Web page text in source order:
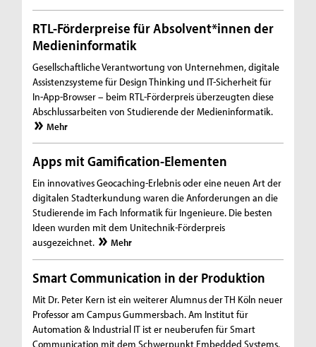
RTL-Förderpreise für Absolvent*innen der
Medieninformatik
Gesellschaftliche Verantwortung von Unternehmen, digitale
Assistenzsysteme für Design Thinking und IT-Sicherheit für
In-App-Browser – beim RTL-Förderpreis überzeugten diese
Abschlussarbeiten von Studierende der Medieninformatik.
Mehr
Apps mit Gamification-Elementen
Ein innovatives Geocaching-Erlebnis oder eine neuen Art der
digitalen Stadterkundung waren die Anforderungen an die
Studierende im Fach Informatik für Ingenieure. Die besten
Ideen wurden mit dem Unitechnik-Förderpreis
ausgezeichnet.
Mehr
Smart Communication in der Produktion
Mit Dr. Peter Kern ist ein weiterer Alumnus der TH Köln neuer
Professor am Campus Gummersbach. Am Institut für
Automation & Industrial IT ist er neuberufen für Smart
Communication mit dem Schwerpunkt Embedded Systems.